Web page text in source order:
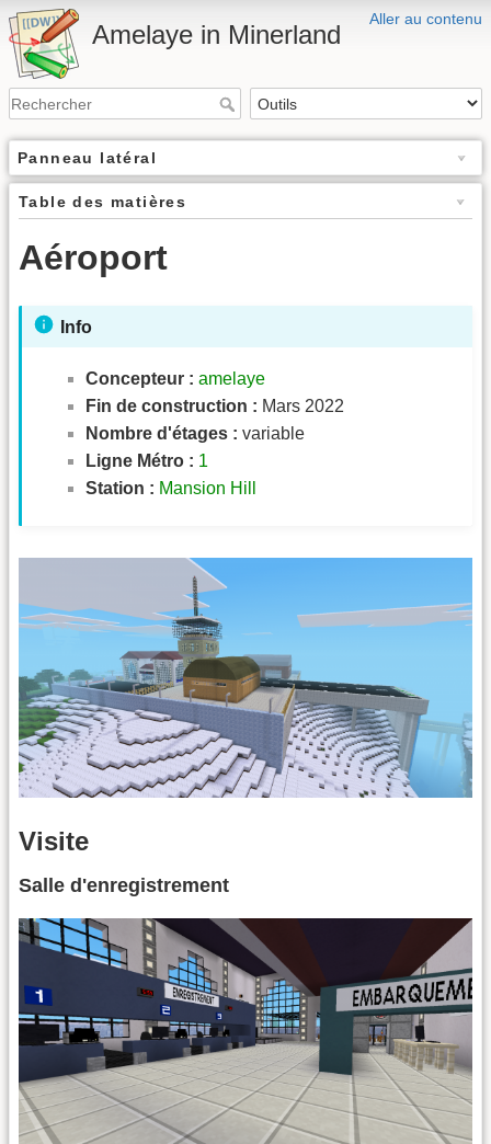
Aller au contenu
Amelaye in Minerland
Panneau latéral
Table des matières
Aéroport
Info
Concepteur : amelaye
Fin de construction : Mars 2022
Nombre d'étages : variable
Ligne Métro : 1
Station : Mansion Hill
Visite
Salle d'enregistrement